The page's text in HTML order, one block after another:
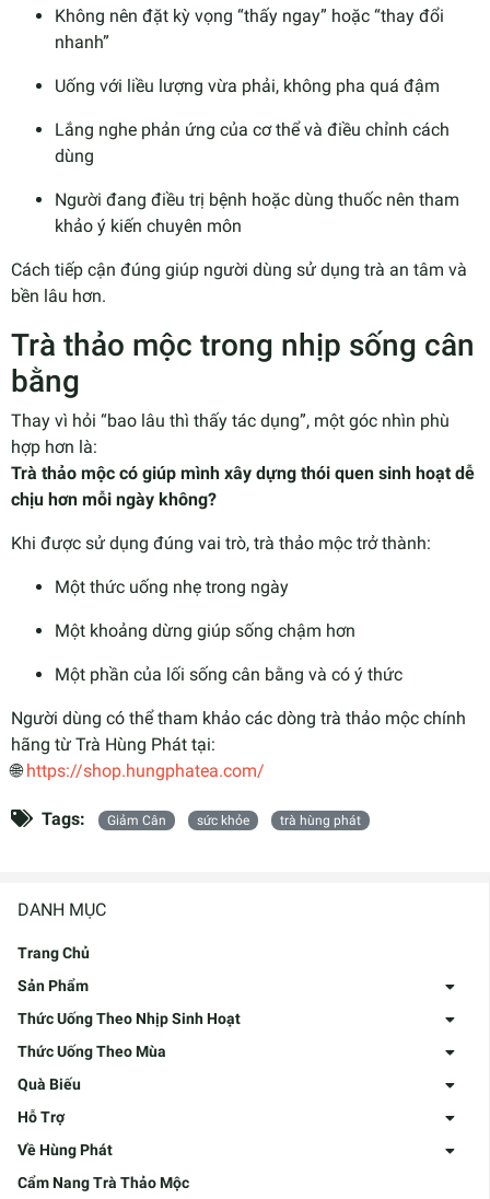
DANH MỤC
Trang Chủ
Sản Phẩm
Thức Uống Theo Nhịp Sinh Hoạt
Thức Uống Theo Mùa
Quà Biếu
Hỗ Trợ
Về Hùng Phát
Cẩm Nang Trà Thảo Mộc
Không nên đặt kỳ vọng “thấy ngay” hoặc “thay đổi
nhanh”
Uống với liều lượng vừa phải, không pha quá đậm
Lắng nghe phản ứng của cơ thể và điều chỉnh cách
dùng
Người đang điều trị bệnh hoặc dùng thuốc nên tham
khảo ý kiến chuyên môn
Cách tiếp cận đúng giúp người dùng sử dụng trà an tâm và
bền lâu hơn.
Trà thảo mộc trong nhịp sống cân
bằng
Thay vì hỏi “bao lâu thì thấy tác dụng”, một góc nhìn phù
hợp hơn là:
Trà thảo mộc có giúp mình xây dựng thói quen sinh hoạt dễ
chịu hơn mỗi ngày không?
Khi được sử dụng đúng vai trò, trà thảo mộc trở thành:
Một thức uống nhẹ trong ngày
Một khoảng dừng giúp sống chậm hơn
Một phần của lối sống cân bằng và có ý thức
Người dùng có thể tham khảo các dòng trà thảo mộc chính
hãng từ Trà Hùng Phát tại:
🌐https://shop.hungphatea.com/
Tags: Giảm Cân sức khỏe trà hùng phát